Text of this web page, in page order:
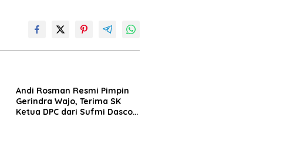
Andi Rosman Resmi Pimpin
Gerindra Wajo, Terima SK
Ketua DPC dari Sufmi Dasco